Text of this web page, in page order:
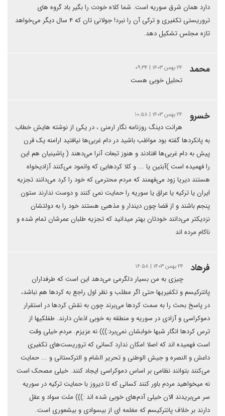
دارد همان شرق سوریه است. شما کلاه خودت را بگیر باد گروه های
تروریستی تکفیری و ترکی آن را نبرد! جولانی تان که ۴ سال دیگر می‌خواهد
تازه مجلس تشکیل دهد.
محمد ۲۴ بهمن ۱۴۰۳ | ۰۹:۳۴
تحلیل خوبی هست
خسرو ۲۴ بهمن ۱۴۰۳ | ۱۰:۵۸
هرانت دینگ روزنامه نگار ارمنی ، در یکی از نوشته هایش خطاب
به پانکردها گفته بود مواظب باشید در دام غربی‌ها نیافتید ارامنه یک قرن
پیش به دام غربی‌ها افتادند و هنوز تبعات آنرا می‌دهند ( پاشینیان هم این
را فهمیده است )آبتین یا ... و کلا کردهایی که وانمود می‌کنند آزادیخواه
هستند دیریا زود می‌فهمند که مردم محترمی که خود را کرد می‌دانند تجزیه
ایران یا ترکیه یا عراق یا سوریه را حمایت نمی کنند و دوست ندارند ستون
پنجم باشند و از قضا چون دیندار و مذهبی هستند خود را به دولتشان
نزدیکتر می‌دانند خودتان بهتر میدانید که تجزیه طلبان عمرشان تمام شده و
ناکام مرده اند
فرهاد ۲۴ بهمن ۱۴۰۳ | ۱۶:۵۸
چیزی به من بسیار دلگرمی می‌دهد این است که طرفداران
پانترکیسم و تکفیریها حتی اگر مطلب و نظر اول راجع به کردها هم نباشد،
در پاسخ بحث را به سمت کردها می‌برند چون به نقش کردها در استقرار
دموکراسی و آزادی در سوریه و منطقه به خوبی اذعان دارند. طفلکیها از
ترس کردها انگار شبها خوابشان نمی‌برد:))) نه عزیزم. مردم خیلی وقت
است فهمیده اند که اصلا امکان ندارد کسانی که تروریست‌های تکفیری
داعش و النصره و جیش الوطنی و تحریر الشام و الترکستانی و ... حمایت
می‌کنند بتوانند نظامی بر اساس دموکراسی ایجاد کنند. خیلی مصحک است
نه میخواهید مردم باور کنند کسانی که تا دیروز با حمایت ترکیه در سوریه
سر می‌بریدند الان خیلی آدم‌های خوبی شده اند :))) ملت سواد و عقل
دارند بر خلاف پانترکیسم که مغلمه ای از بیسوادی و بیشعوری است.